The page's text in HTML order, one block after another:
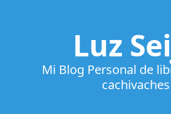
Luz
Mi Blog Personal de
cachivaches